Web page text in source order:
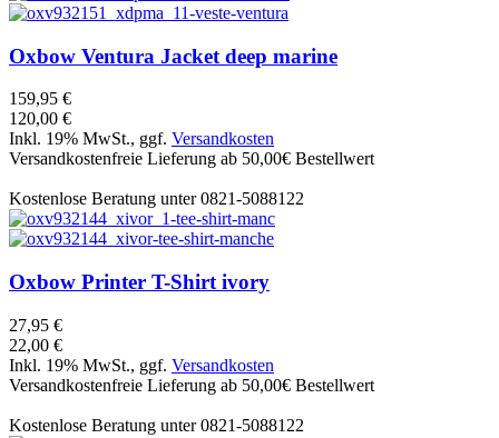
Oxbow Ventura Jacket deep marine
159,95 €
120,00 €
Inkl. 19% MwSt., ggf. Versandkosten
Versandkostenfreie Lieferung ab 50,00€ Bestellwert
Kostenlose Beratung unter 0821-5088122
Oxbow Printer T-Shirt ivory
27,95 €
22,00 €
Inkl. 19% MwSt., ggf. Versandkosten
Versandkostenfreie Lieferung ab 50,00€ Bestellwert
Kostenlose Beratung unter 0821-5088122